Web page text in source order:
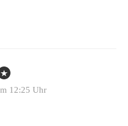
12:25 Uhr